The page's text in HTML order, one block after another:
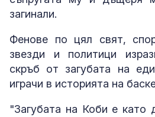
загинали.
Фенове по цял свят,
звезди и политици
скръб от загубата на
играчи в историята на
"Загубата на Коби е като